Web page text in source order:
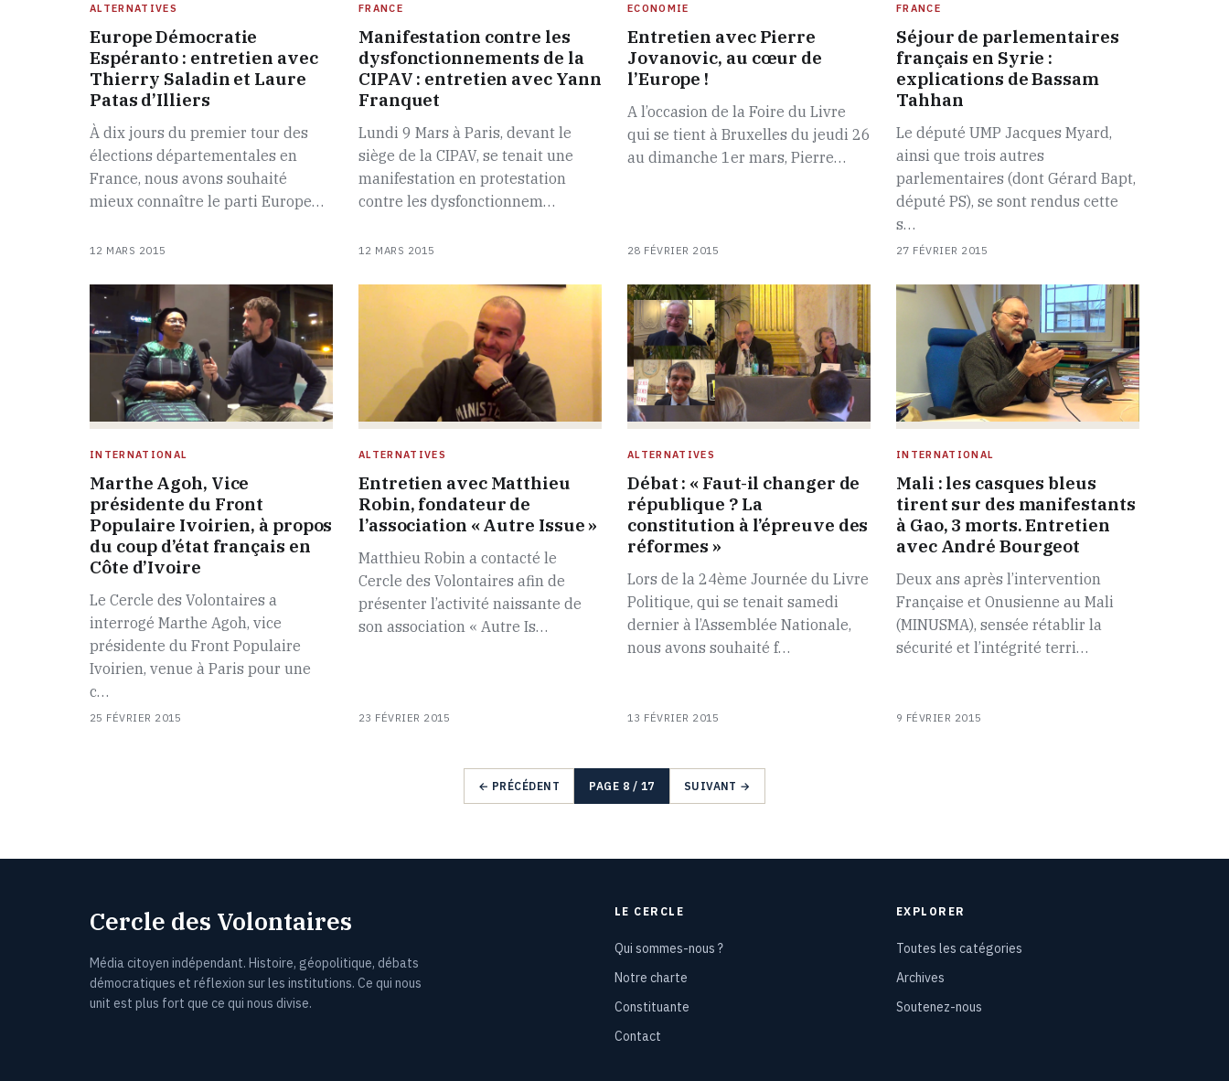
ALTERNATIVES
Europe Démocratie
Espéranto : entretien avec
Thierry Saladin et Laure
Patas d’Illiers
À dix jours du premier tour des
élections départementales en
France, nous avons souhaité
mieux connaître le parti Europe…
12 MARS 2015
FRANCE
Manifestation contre les
dysfonctionnements de la
CIPAV : entretien avec Yann
Franquet
Lundi 9 Mars à Paris, devant le
siège de la CIPAV, se tenait une
manifestation en protestation
contre les dysfonctionnem…
12 MARS 2015
ECONOMIE
Entretien avec Pierre
Jovanovic, au cœur de
l’Europe !
A l’occasion de la Foire du Livre
qui se tient à Bruxelles du jeudi 26
au dimanche 1er mars, Pierre…
28 FÉVRIER 2015
FRANCE
Séjour de parlementaires
français en Syrie :
explications de Bassam
Tahhan
Le député UMP Jacques Myard,
ainsi que trois autres
parlementaires (dont Gérard Bapt,
député PS), se sont rendus cette
s…
27 FÉVRIER 2015
INTERNATIONAL
Marthe Agoh, Vice
présidente du Front
Populaire Ivoirien, à propos
du coup d’état français en
Côte d’Ivoire
Le Cercle des Volontaires a
interrogé Marthe Agoh, vice
présidente du Front Populaire
Ivoirien, venue à Paris pour une
c…
25 FÉVRIER 2015
ALTERNATIVES
Entretien avec Matthieu
Robin, fondateur de
l’association « Autre Issue »
Matthieu Robin a contacté le
Cercle des Volontaires afin de
présenter l’activité naissante de
son association « Autre Is…
23 FÉVRIER 2015
ALTERNATIVES
Débat : « Faut-il changer de
république ? La
constitution à l’épreuve des
réformes »
Lors de la 24ème Journée du Livre
Politique, qui se tenait samedi
dernier à l’Assemblée Nationale,
nous avons souhaité f…
13 FÉVRIER 2015
INTERNATIONAL
Mali : les casques bleus
tirent sur des manifestants
à Gao, 3 morts. Entretien
avec André Bourgeot
Deux ans après l’intervention
Française et Onusienne au Mali
(MINUSMA), sensée rétablir la
sécurité et l’intégrité terri…
9 FÉVRIER 2015
← PRÉCÉDENT PAGE 8 / 17 SUIVANT →
Cercle des Volontaires
Média citoyen indépendant. Histoire, géopolitique, débats
démocratiques et réflexion sur les institutions. Ce qui nous
unit est plus fort que ce qui nous divise.
LE CERCLE
Qui sommes-nous ?
Notre charte
Constituante
Contact
EXPLORER
Toutes les catégories
Archives
Soutenez-nous